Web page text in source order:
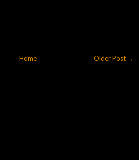
Older Post →
Home